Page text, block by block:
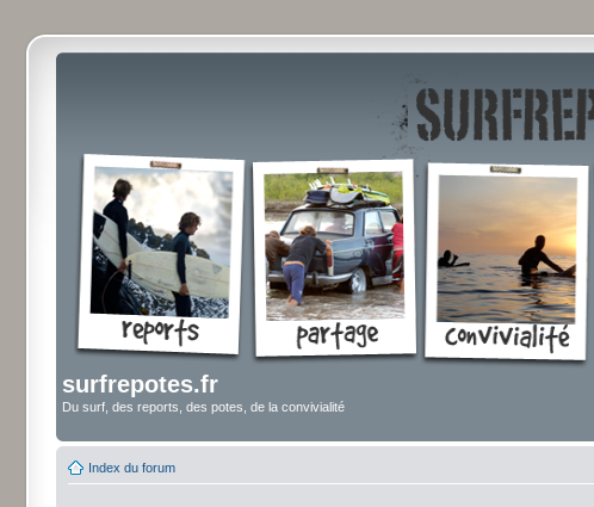
surfrepotes.fr
Du surf, des reports, des potes, de la convivialité
Index du forum